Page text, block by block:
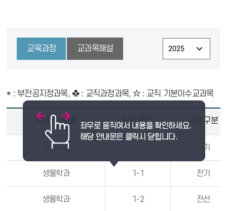
교육과정 교과목해설
* : 부전공지정과목, ♣ : 교직과정과목, ☆ : 교직 기본이수교과목
학과(전공)명 학년,학기 이수구분
생물학과 전기
생물학과 1-1 전기
생물학과 1-2 전선